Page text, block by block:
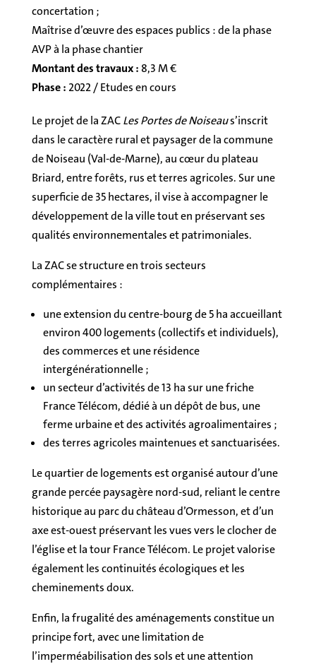
concertation ;
Maîtrise d’œuvre des espaces publics : de la phase
AVP à la phase chantier
Montant des travaux : 8,3 M €
Phase : 2022 / Etudes en cours
Le projet de la ZACLes Portes de Noiseaus’inscrit
dans le caractère rural et paysager de la commune
de Noiseau (Val-de-Marne), au cœur du plateau
Briard, entre forêts, rus et terres agricoles. Sur une
superficie de 35 hectares, il vise à accompagner le
développement de la ville tout en préservant ses
qualités environnementales et patrimoniales.
La ZAC se structure en trois secteurs
complémentaires :
une extension du centre-bourg de 5 ha accueillant
environ 400 logements (collectifs et individuels),
des commerces et une résidence
intergénérationnelle ;
un secteur d’activités de 13 ha sur une friche
France Télécom, dédié à un dépôt de bus, une
ferme urbaine et des activités agroalimentaires ;
des terres agricoles maintenues et sanctuarisées.
Le quartier de logements est organisé autour d’une
grande percée paysagère nord-sud, reliant le centre
historique au parc du château d’Ormesson, et d’un
axe est-ouest préservant les vues vers le clocher de
l’église et la tour France Télécom. Le projet valorise
également les continuités écologiques et les
cheminements doux.
Enfin, la frugalité des aménagements constitue un
principe fort, avec une limitation de
l’imperméabilisation des sols et une attention